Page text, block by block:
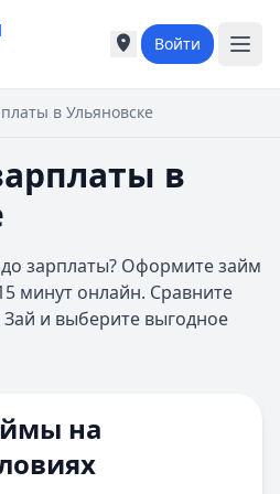
Города России
Москва
Казань
Б
Барнаул
Белгород
Города России
Москва
Казань
Б
Барнаул
Белгород
Войти
в Ульяновске
в
зарплаты? Оформите займ
минут онлайн. Сравните
и выберите выгодное
на